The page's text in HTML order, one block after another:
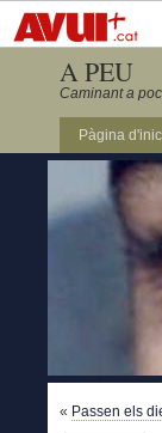
A PEU
Caminant a
Pàgina
« Passen els